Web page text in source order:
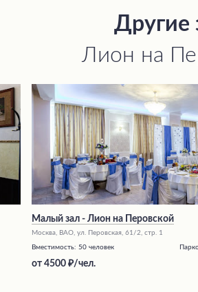
Другие
Лион на
Малый зал - Лион на Перовской
Москва, ВАО, ул. Перовская, 61/2, стр. 1
Вместимость: 50 человек
от4500 /чел.